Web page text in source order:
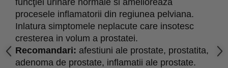
funcţiei urinare normale si amelioreaza
procesele inflamatorii din regiunea pelviana.
Inlatura simptomele neplacute care insotesc
cresterea in volum a prostatei.
Recomandari: afestiuni ale prostate, prostatita,
adenoma de prostate, inflamatii ale prostate.